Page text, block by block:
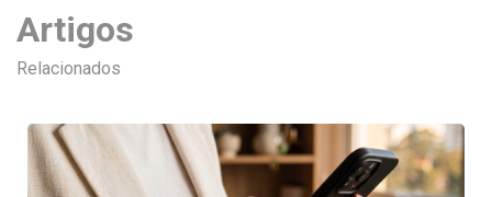
Artigos
Relacionados